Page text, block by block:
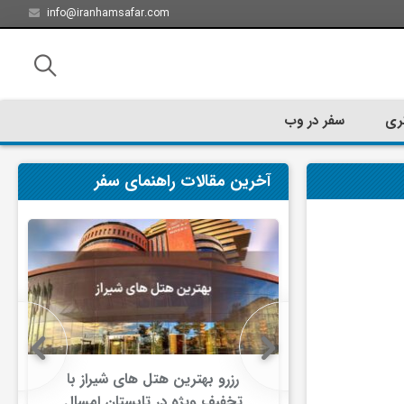
info@iranhamsafar.com
سفر در وب
آخرین مقالات راهنمای سفر
رزرو بهترین هتل های شیراز با